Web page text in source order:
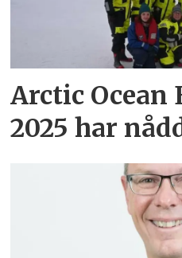
uib
Arctic Ocean
2025 har